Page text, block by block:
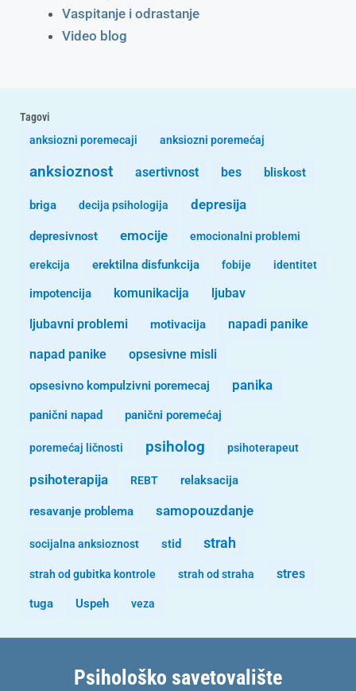
Vaspitanje i odrastanje
Video blog
Tagovi
anksiozni poremecaji
anksiozni poremećaj
anksioznost asertivnost bes bliskost
briga decija psihologija depresija
depresivnost emocije emocionalni problemi
erekcija erektilna disfunkcija fobije identitet
impotencija komunikacija ljubav
ljubavni problemi motivacija napadi panike
napad panike opsesivne misli
opsesivno kompulzivni poremecaj panika
panični napad panični poremećaj
poremećaj ličnosti psiholog psihoterapeut
psihoterapija REBT relaksacija
resavanje problema samopouzdanje
socijalna anksioznost stid strah
strah od gubitka kontrole strah od straha stres
tuga Uspeh veza
Psihološko savetovalište